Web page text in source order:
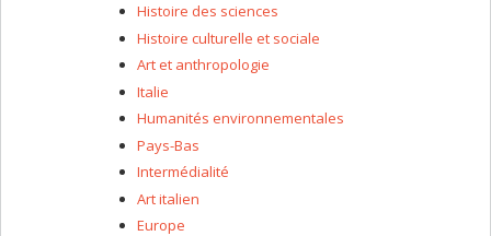
Histoire des sciences
Histoire culturelle et sociale
Art et anthropologie
Italie
Humanités environnementales
Pays-Bas
Intermédialité
Art italien
Europe